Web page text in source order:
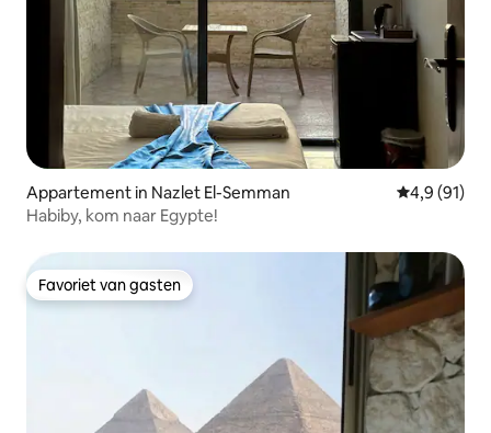
Appartement in Nazlet El-Semman
4,9 (91)
Habiby, kom naar Egypte!
Favoriet van gasten
Favoriet van gasten